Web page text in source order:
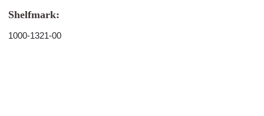
Shelfmark:
1000-1321-00